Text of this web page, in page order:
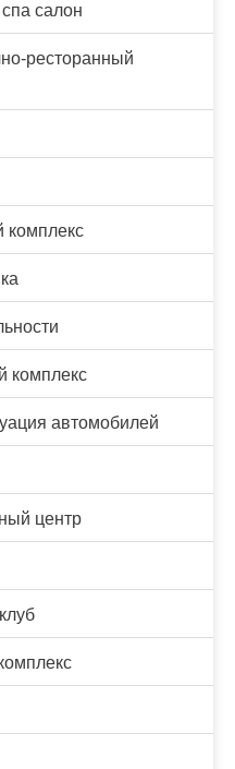
салон
ресторанный
комплекс
комплекс
автомобилей
центр